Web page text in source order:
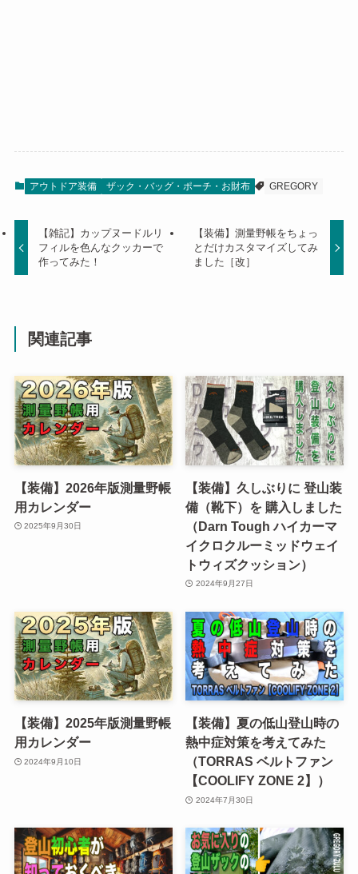
アウトドア装備 ザック・バッグ・ポーチ・お財布 GREGORY
【雑記】カップヌードルリ
フィルを色んなクッカーで
作ってみた！
【装備】測量野帳をちょっ
とだけカスタマイズしてみ
ました［改］
関連記事
【装備】2026年版測量野帳
用カレンダー
2025年9月30日
【装備】久しぶりに 登山装
備（靴下）を 購入しました
（Darn Tough ハイカーマ
イクロクルーミッドウェイ
トウィズクッション）
2024年9月27日
【装備】2025年版測量野帳
用カレンダー
2024年9月10日
【装備】夏の低山登山時の
熱中症対策を考えてみた
（TORRAS ベルトファン
【COOLIFY ZONE 2】）
2024年7月30日